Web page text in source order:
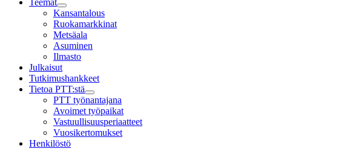
Teemat
Child
menu
Kansantalous
Ruokamarkkinat
Metsäala
Asuminen
Ilmasto
Julkaisut
Tutkimushankkeet
Tietoa PTT:stä
Child
menu
PTT työnantajana
Avoimet työpaikat
Vastuullisuusperiaatteet
Vuosikertomukset
Henkilöstö